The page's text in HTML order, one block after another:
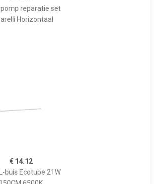
reparatie set
Horizontaal
€ 14.12
buis Ecotube 21W